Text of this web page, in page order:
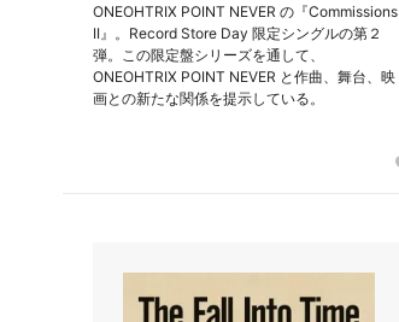
ONEOHTRIX POINT NEVER の『Commissions
II』。Record Store Day 限定シングルの第２
弾。この限定盤シリーズを通して、
ONEOHTRIX POINT NEVER と作曲、舞台、映
画との新たな関係を提示している。